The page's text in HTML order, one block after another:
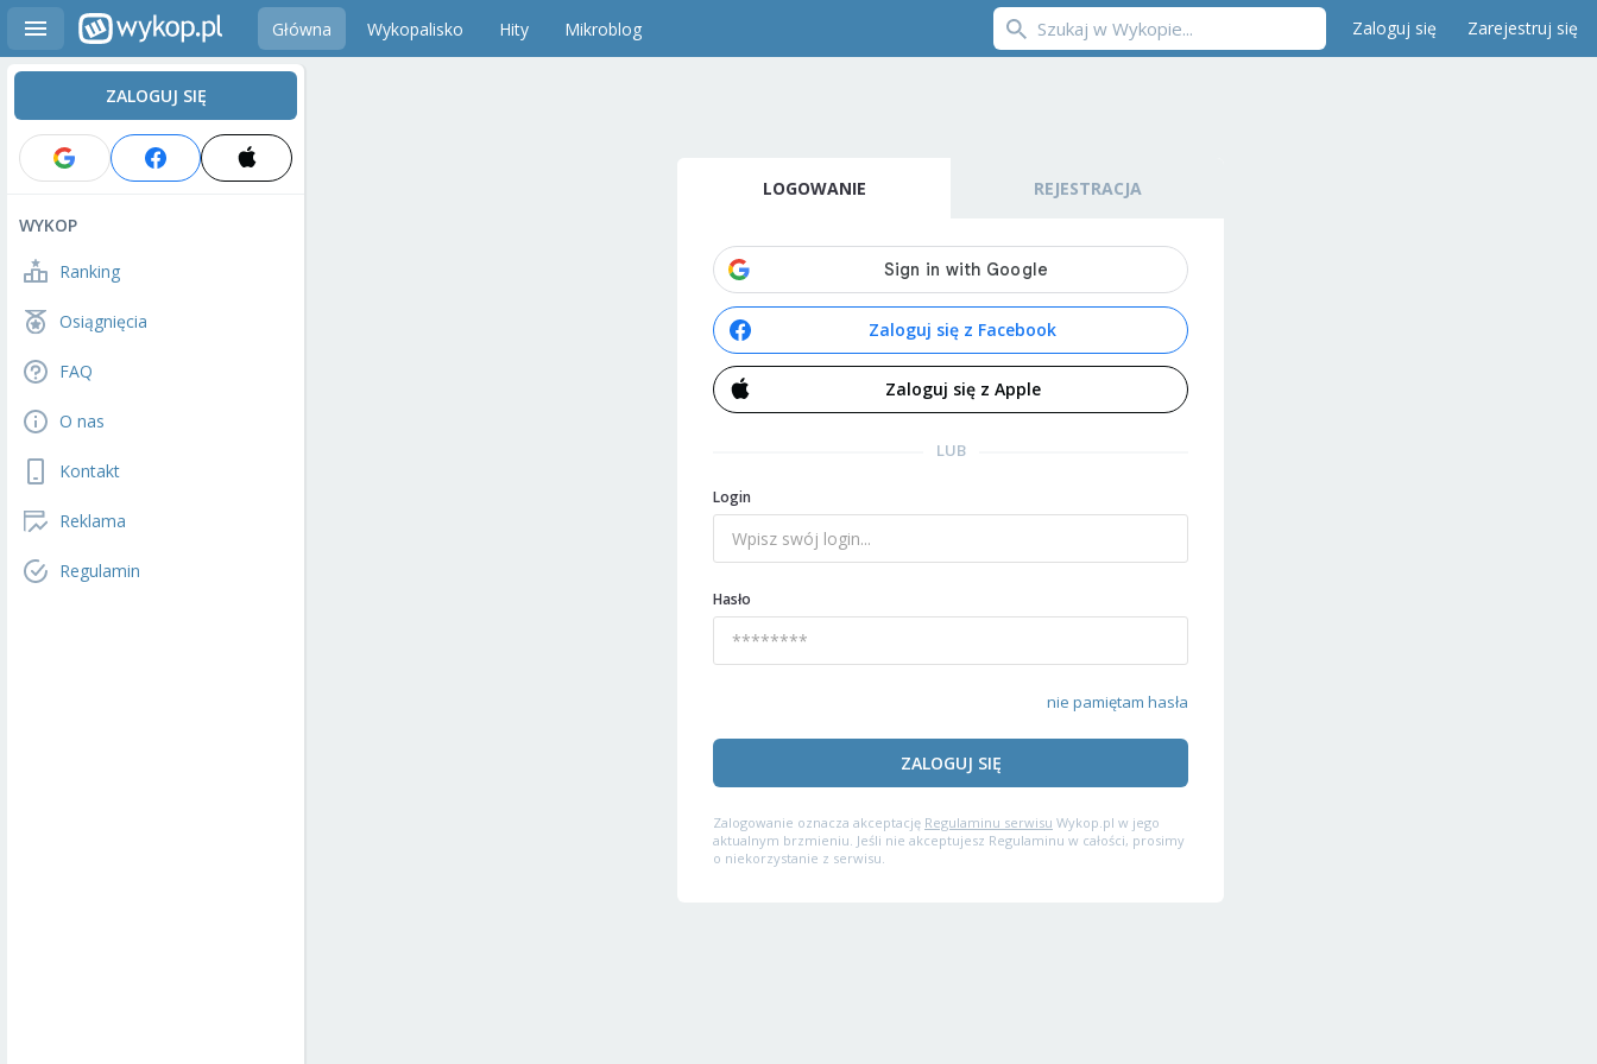
Główna Wykopalisko Hity Mikroblog Zaloguj się Zarejestruj się
ZALOGUJ SIĘ
WYKOP
Ranking
Osiągnięcia
FAQ
O nas
Kontakt
Reklama
Regulamin
LOGOWANIE REJESTRACJA
Zaloguj się z Facebook
Zaloguj się z Apple
LUB
Login
Hasło
nie pamiętam hasła
ZALOGUJ SIĘ
Zalogowanie oznacza akceptację Regulaminu serwisu Wykop.pl w jego
aktualnym brzmieniu. Jeśli nie akceptujesz Regulaminu w całości, prosimy
o niekorzystanie z serwisu.